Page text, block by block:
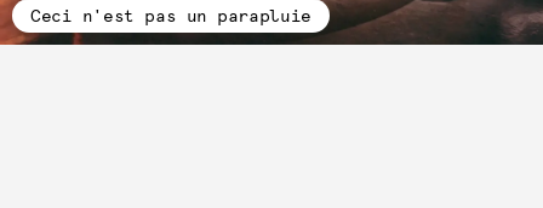
Ceci n'est pas un parapluie